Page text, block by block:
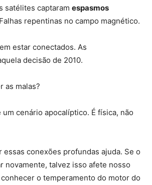
satélites captaram espasmos
repentinas no campo magnético.
estar conectados. As
decisão de 2010.
as malas?
um cenário apocalíptico. É física, não
essas conexões profundas ajuda. Se o
novamente, talvez isso afete nosso
o temperamento do motor do